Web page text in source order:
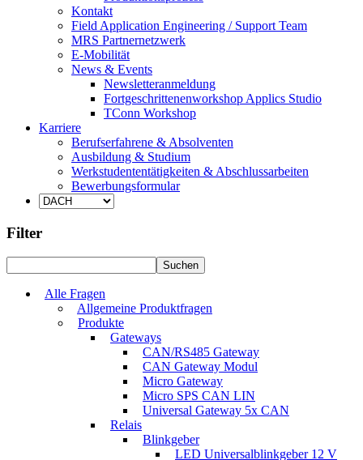
Kontakt
Field Application Engineering / Support Team
MRS Partnernetzwerk
E-Mobilität
News & Events
Newsletteranmeldung
Fortgeschrittenenworkshop Applics Studio
TConn Workshop
Karriere
Berufserfahrene & Absolventen
Ausbildung & Studium
Werkstudententätigkeiten & Abschlussarbeiten
Bewerbungsformular
Filter
Alle Fragen
Allgemeine Produktfragen
Produkte
Gateways
CAN/RS485 Gateway
CAN Gateway Modul
Micro Gateway
Micro SPS CAN LIN
Universal Gateway 5x CAN
Relais
Blinkgeber
LED Universalblinkgeber 12 V